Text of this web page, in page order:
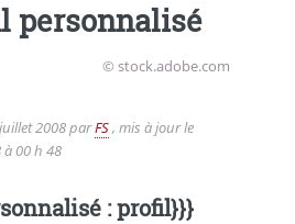
personnalisé
© stock.adobe.com
2008parFS, mis à jour le
00 h 48
: profil}}}